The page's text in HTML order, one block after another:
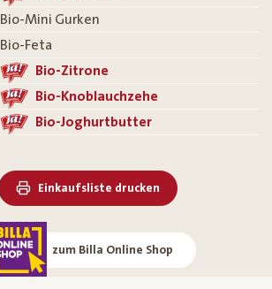
Bio-Mini Gurken
Bio-Feta
Bio-Zitrone
Bio-Knoblauchzehe
Bio-Joghurtbutter
Einkaufsliste drucken
zum Billa Online Shop